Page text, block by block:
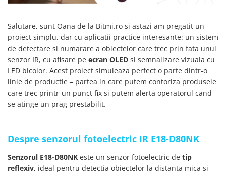
SAMSUNG
SUNKKO
SANYO
SUPERFIRE
SONOFF
TERMOPASTY
TOPDON
VICTOR
VETO PRO PAC
WEICON
Salutare, sunt Oana de la Bitmi.ro si astazi am pregatit un
proiect simplu, dar cu aplicatii practice interesante: un sistem
de detectare si numarare a obiectelor care trec prin fata unui
senzor IR, cu afisare pe ecran OLED si semnalizare vizuala cu
LED bicolor. Acest proiect simuleaza perfect o parte dintr-o
linie de productie – partea in care putem contoriza produsele
care trec printr-un punct fix si putem alerta operatorul cand
se atinge un prag prestabilit.
Despre senzorul fotoelectric IR E18-D80NK
Senzorul E18-D80NK este un senzor fotoelectric de tip
reflexiv, ideal pentru detectia obiectelor la distanta mica si